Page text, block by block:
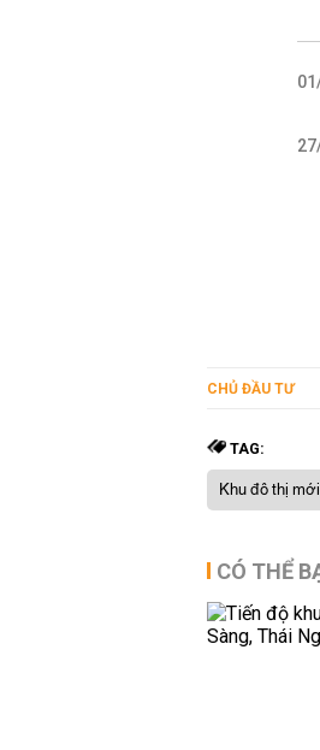
CHỦ ĐẦU TƯ
TAG:
Khu đô thị
CÓ THỂ